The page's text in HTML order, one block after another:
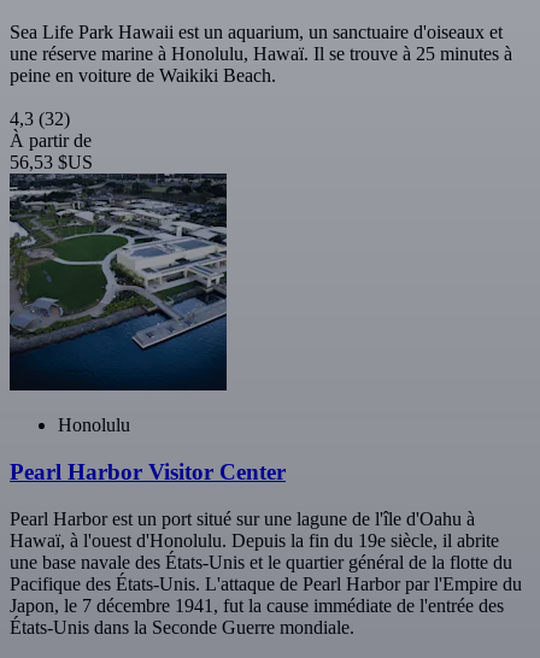
Sea Life Park Hawaii est un aquarium, un sanctuaire d'oiseaux et
une réserve marine à Honolulu, Hawaï. Il se trouve à 25 minutes à
peine en voiture de Waikiki Beach.
4,3 (32)
À partir de
56,53 $US
Honolulu
Pearl Harbor Visitor Center
Pearl Harbor est un port situé sur une lagune de l'île d'Oahu à
Hawaï, à l'ouest d'Honolulu. Depuis la fin du 19e siècle, il abrite
une base navale des États-Unis et le quartier général de la flotte du
Pacifique des États-Unis. L'attaque de Pearl Harbor par l'Empire du
Japon, le 7 décembre 1941, fut la cause immédiate de l'entrée des
États-Unis dans la Seconde Guerre mondiale.